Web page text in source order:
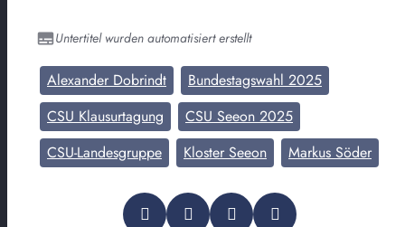
Untertitel wurden automatisiert erstellt
Alexander Dobrindt
Bundestagswahl 2025
CSU Klausurtagung
CSU Seeon 2025
CSU-Landesgruppe
Kloster Seeon Markus Söder